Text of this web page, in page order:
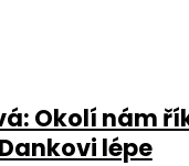
Okolí nám
lépe